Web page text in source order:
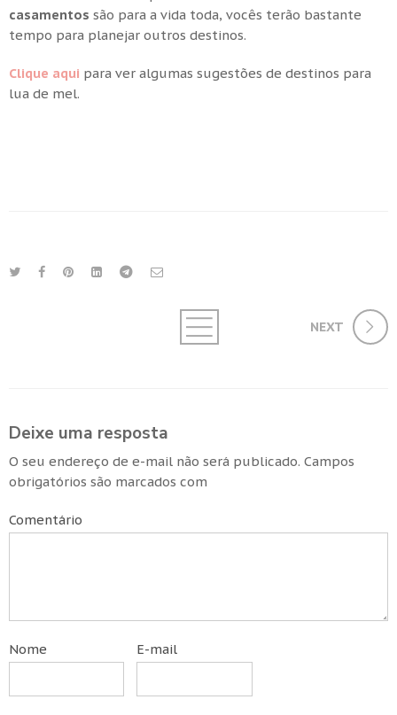
casamentos são para a vida toda, vocês terão bastante
tempo para planejar outros destinos.
Clique aqui para ver algumas sugestões de destinos para
lua de mel.
NEXT
Deixe uma resposta
O seu endereço de e-mail não será publicado. Campos
obrigatórios são marcados com
Comentário
Nome E-mail